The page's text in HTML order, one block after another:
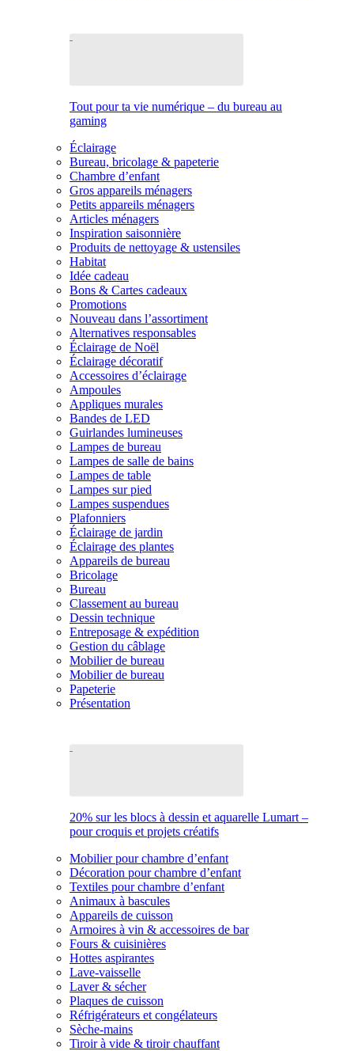
Tout pour ta vie numérique – du bureau au
gaming
Éclairage
Bureau, bricolage & papeterie
Chambre d’enfant
Gros appareils ménagers
Petits appareils ménagers
Articles ménagers
Inspiration saisonnière
Produits de nettoyage & ustensiles
Habitat
Idée cadeau
Bons & Cartes cadeaux
Promotions
Nouveau dans l’assortiment
Alternatives responsables
Éclairage de Noël
Éclairage décoratif
Accessoires d’éclairage
Ampoules
Appliques murales
Bandes de LED
Guirlandes lumineuses
Lampes de bureau
Lampes de salle de bains
Lampes de table
Lampes sur pied
Lampes suspendues
Plafonniers
Éclairage de jardin
Éclairage des plantes
Appareils de bureau
Bricolage
Bureau
Classement au bureau
Dessin technique
Entreposage & expédition
Gestion du câblage
Mobilier de bureau
Mobilier de bureau
Papeterie
Présentation
20% sur les blocs à dessin et aquarelle Lumart –
pour croquis et projets créatifs
Mobilier pour chambre d’enfant
Décoration pour chambre d’enfant
Textiles pour chambre d’enfant
Animaux à bascules
Appareils de cuisson
Armoires à vin & accessoires de bar
Fours & cuisinières
Hottes aspirantes
Lave-vaisselle
Laver & sécher
Plaques de cuisson
Réfrigérateurs et congélateurs
Sèche-mains
Tiroir à vide & tiroir chauffant